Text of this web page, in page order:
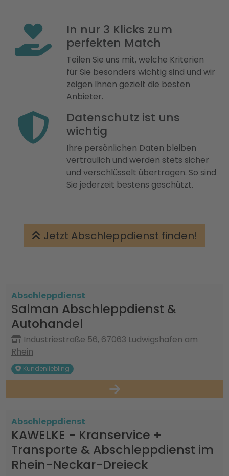
In nur 3 Klicks zum
perfekten Match
Teilen Sie uns mit, welche Kriterien
für Sie besonders wichtig sind und wir
zeigen Ihnen gezielt die besten
Anbieter.
Datenschutz ist uns
wichtig
Ihre persönlichen Daten bleiben
vertraulich und werden stets sicher
und verschlüsselt übertragen. So sind
Sie jederzeit bestens geschützt.
Jetzt Abschleppdienst finden!
Abschleppdienst
Salman Abschleppdienst &
Autohandel
Industriestraße 56, 67063 Ludwigshafen am
Rhein
Kundenliebling
Abschleppdienst
KAWELKE - Kranservice +
Transporte & Abschleppdienst im
Rhein-Neckar-Dreieck